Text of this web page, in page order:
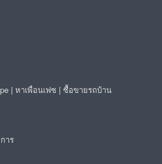
| หาเพื่อนเฟซ | ซื้อขายรถบ้าน
าร